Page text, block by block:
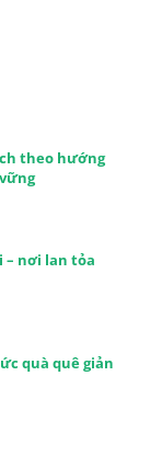
theo hướng
– nơi lan tỏa
quà quê giản